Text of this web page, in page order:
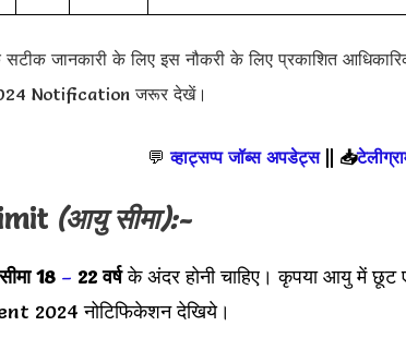
जानकारी के लिए इस नौकरी के लिए प्रकाशित
Notification जरूर देखें।
💬 व्हाट्सप्प जॉब्स अपडेट्स|| 📥
(आयु सीमा):-
18 – 22 वर्षके अंदर होनी चाहिए। कृपया आयु में छूट
2024 नोटिफिकेशन देखिये।